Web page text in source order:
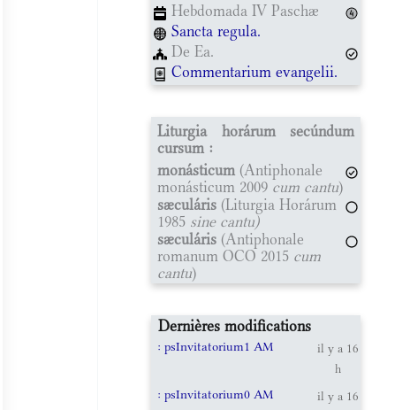
Hebdomada IV Paschæ
Sancta regula.
De Ea.
Commentarium evangelii.
Liturgia horárum secúndum
cursum :
monásticum (Antiphonale
monásticum 2009 cum cantu)
sæculáris (Liturgia Horárum
1985 sine cantu)
sæculáris (Antiphonale
romanum OCO 2015 cum
cantu)
Dernières modifications
: psInvitatorium1 AM
il y a 16
h
: psInvitatorium0 AM
il y a 16